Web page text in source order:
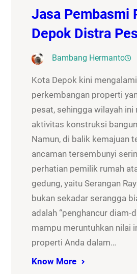
Jasa Pembasmi
Depok Distra
Bambang Hermanto
Kota Depok kini mengalami
perkembangan properti
pesat, sehingga wilayah ini
aktivitas konstruksi
Namun, di balik kemajuan
ancaman tersembunyi
perhatian pemilik rumah
gedung, yaitu Serangan
bukan sekadar serangga
adalah “penghancur diam-
mampu meruntuhkan nilai
properti Anda dalam…
Know More